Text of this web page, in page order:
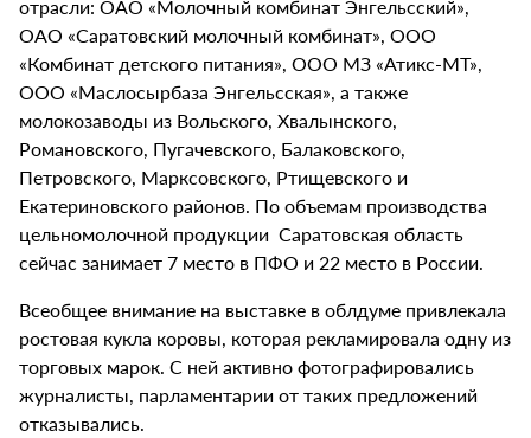
отрасли: ОАО «Молочный комбинат Энгельсский»,
ОАО «Саратовский молочный комбинат», ООО
«Комбинат детского питания», ООО МЗ «Атикс-МТ»,
ООО «Маслосырбаза Энгельсская», а также
молокозаводы из Вольского, Хвалынского,
Романовского, Пугачевского, Балаковского,
Петровского, Марксовского, Ртищевского и
Екатериновского районов. По объемам производства
цельномолочной продукции Саратовская область
сейчас занимает 7 место в ПФО и 22 место в России.
Всеобщее внимание на выставке в облдуме привлекала
ростовая кукла коровы, которая рекламировала одну из
торговых марок. С ней активно фотографировались
журналисты, парламентарии от таких предложений
отказывались.